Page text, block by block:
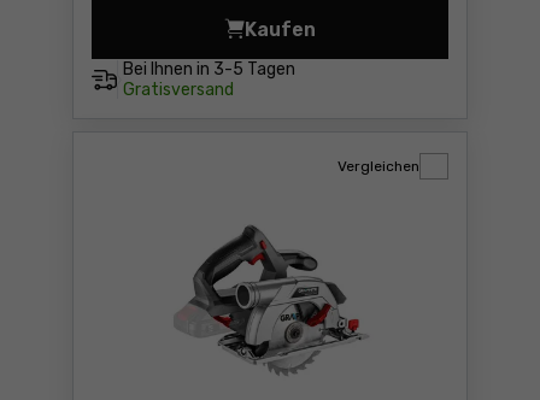
Bei Ihnen in 3-5 Tagen
Gratisversand
Kaufen
Säbelsäge Graphite
Vergleichen